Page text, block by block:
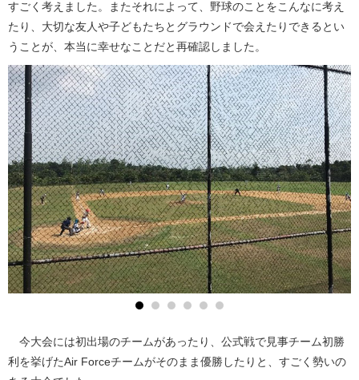
すごく考えました。またそれによって、野球のことをこんなに考え
たり、大切な友人や子どもたちとグラウンドで会えたりできるとい
うことが、本当に幸せなことだと再確認しました。
今大会には初出場のチームがあったり、公式戦で見事チーム初勝
利を挙げたAir Forceチームがそのまま優勝したりと、すごく勢いの